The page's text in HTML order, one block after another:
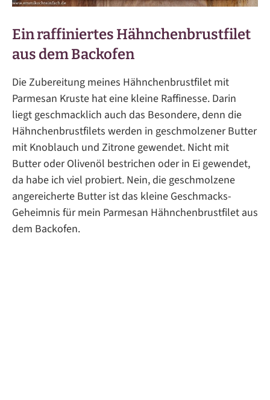
Ein raffiniertes Hähnchenbrustfilet
aus dem Backofen
Die Zubereitung meines Hähnchenbrustfilet mit
Parmesan Kruste hat eine kleine Raffinesse. Darin
liegt geschmacklich auch das Besondere, denn die
Hähnchenbrustfilets werden in geschmolzener Butter
mit Knoblauch und Zitrone gewendet. Nicht mit
Butter oder Olivenöl bestrichen oder in Ei gewendet,
da habe ich viel probiert. Nein, die geschmolzene
angereicherte Butter ist das kleine Geschmacks-
Geheimnis für mein Parmesan Hähnchenbrustfilet aus
dem Backofen.